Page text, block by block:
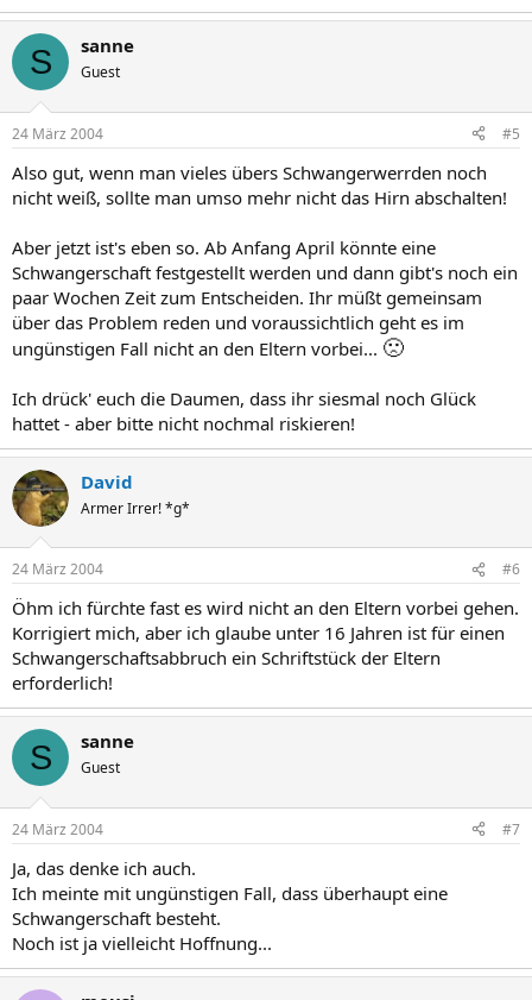
S sanne
Guest
24 März 2004 #5
Also gut, wenn man vieles übers Schwangerwerrden noch
nicht weiß, sollte man umso mehr nicht das Hirn abschalten!
Aber jetzt ist's eben so. Ab Anfang April könnte eine
Schwangerschaft festgestellt werden und dann gibt's noch ein
paar Wochen Zeit zum Entscheiden. Ihr müßt gemeinsam
über das Problem reden und voraussichtlich geht es im
ungünstigen Fall nicht an den Eltern vorbei... 🙁
Ich drück' euch die Daumen, dass ihr siesmal noch Glück
hattet - aber bitte nicht nochmal riskieren!
David
Armer Irrer! *g*
24 März 2004 #6
Öhm ich fürchte fast es wird nicht an den Eltern vorbei gehen.
Korrigiert mich, aber ich glaube unter 16 Jahren ist für einen
Schwangerschaftsabbruch ein Schriftstück der Eltern
erforderlich!
S sanne
Guest
24 März 2004 #7
Ja, das denke ich auch.
Ich meinte mit ungünstigen Fall, dass überhaupt eine
Schwangerschaft besteht.
Noch ist ja vielleicht Hoffnung...